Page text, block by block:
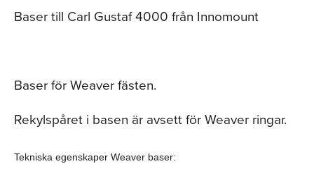
Baser till Carl Gustaf 4000 från Innomount
Baser för Weaver fästen.
Rekylspåret i basen är avsett för Weaver ringar.
Tekniska egenskaper Weaver baser: